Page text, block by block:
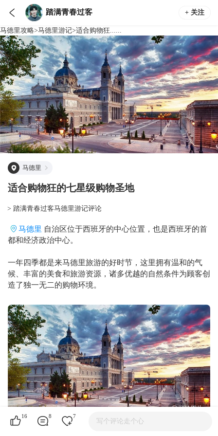
 踏满青春过客 + 关注
马德里攻略>马德里游记>适合购物狂......
马德里
适合购物狂的七星级购物圣地
> 踏满青春过客马德里游记评论
马德里 自治区位于西班牙的中心位置，也是西班牙的首
都和经济政治中心。
一年四季都是来马德里旅游的好时节，这里拥有温和的气
候、丰富的美食和旅游资源，诸多优越的自然条件为顾客创
造了独一无二的购物环境。
16 8 7
写个评论走个心